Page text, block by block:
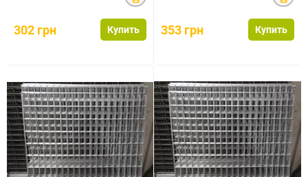
302 грн Купить 353 грн Купить